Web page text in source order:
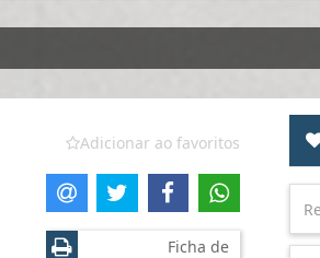
Adicionar ao favoritos
Ficha de